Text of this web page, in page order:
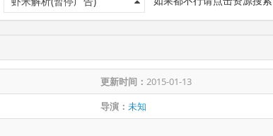
更新时间： 2015-01-13
导演： 未知